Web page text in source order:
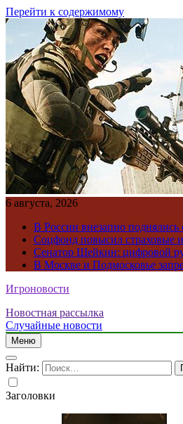
Перейти к содержимому
6 августа, 2026
В России внезапно поднялись
Соцфонд повысил страховые
Сенатор Шейкин: цифровой
В Москве и Подмосковье
Игроновости
Новостная рассылка
Случайные новости
Меню
Найти:
Заголовки